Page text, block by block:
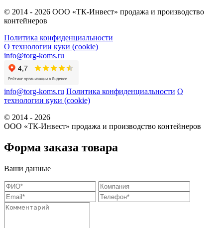
© 2014 - 2026 ООО «ТК-Инвест» продажа и производство
контейнеров
Политика конфиденциальности
О технологии куки (cookie)
info@torg-koms.ru
info@torg-koms.ru Политика конфиденциальности О
технологии куки (cookie)
© 2014 - 2026
ООО «ТК-Инвест» продажа и производство контейнеров
Форма заказа товара
Ваши данные